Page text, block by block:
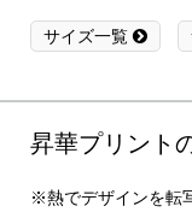
サイズ一覧
昇華プリント
熱でデザインを転